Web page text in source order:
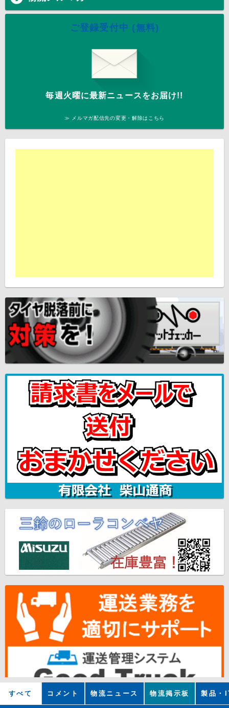
ご登録受付中 (無料)
毎週火曜に最新ニュースをお届け!!
≫ メルマガ配信先の変更・解除はこちら
すべて コメント 物流ニュース 物流掲示板 製品・